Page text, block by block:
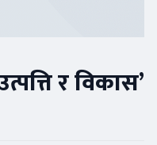
र विकास’